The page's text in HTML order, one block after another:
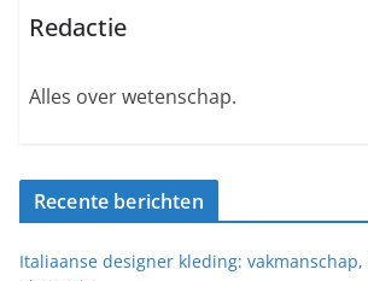
Redactie
Alles over wetenschap.
Recente berichten
Italiaanse designer kleding: